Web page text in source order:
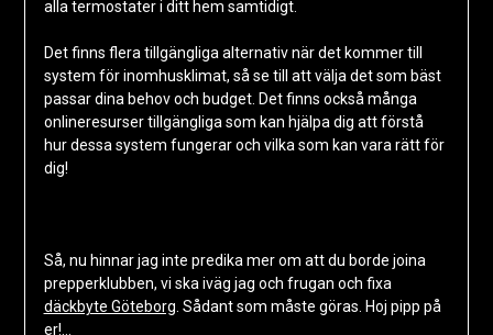
alla termostater i ditt hem samtidigt.
Det finns flera tillgängliga alternativ när det kommer till
system för inomhusklimat, så se till att välja det som bäst
passar dina behov och budget. Det finns också många
onlineresurser tillgängliga som kan hjälpa dig att förstå
hur dessa system fungerar och vilka som kan vara rätt för
dig!
Så, nu hinnar jag inte predika mer om att du borde joina
prepperklubben, vi ska iväg jag och frugan och fixa
däckbyte Göteborg . Sådant som måste göras. Hoj pipp på
er!…